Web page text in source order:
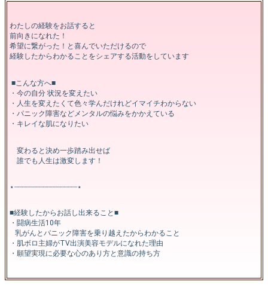
わたしの経験をお話すると
前向きになれた！
希望に繋がった！と喜んでいただけるので
経験したからわかることをシェアする活動をしています
■こんな方へ■
・今の自分 状況を変えたい
・人生を変えたくて色々学んだけれどイマイチわからない
・パニック障害などメンタルの悩みをかかえている
・キレイな肌になりたい
変わると決め一歩踏み出せば
誰でも人生は激変します！
⋆┈┈┈┈┈┈┈┈┈┈┈┈┈┈┈⋆
■経験したからお話し出来ること■
・闘病生活10年
乳がんとパニック障害を乗り越えたからわかること
・肌ボロ主婦がTV出演美容モデルになれた理由
・願望実現に必要な心のあり方と意識の持ち方